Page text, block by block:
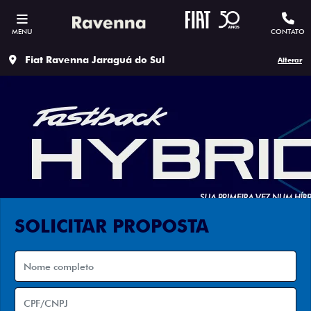
MENU CONTATO
Fiat Ravenna Jaraguá do Sul Alterar
SOLICITAR PROPOSTA